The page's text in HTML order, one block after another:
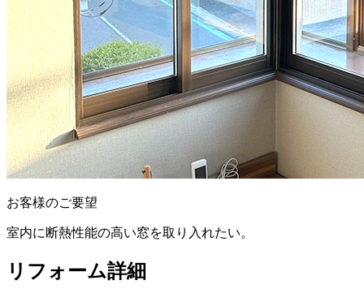
お客様のご要望
室内に断熱性能の高い窓を取り入れたい。
リフォーム詳細